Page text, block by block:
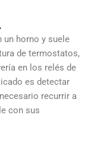
un horno y suele
de termostatos,
en los relés de
es detectar
recurrir a
con sus